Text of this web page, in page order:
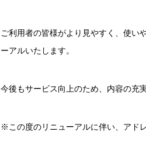
ご利用者の皆様がより見やすく、使い
ーアルいたします。
今後もサービス向上のため、内容の充
※この度のリニューアルに伴い、アド